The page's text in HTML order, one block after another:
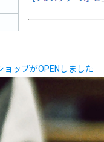
ップがOPENしました